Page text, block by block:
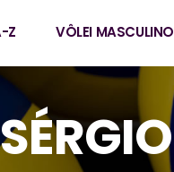
Z VÔLEI MASCULINO